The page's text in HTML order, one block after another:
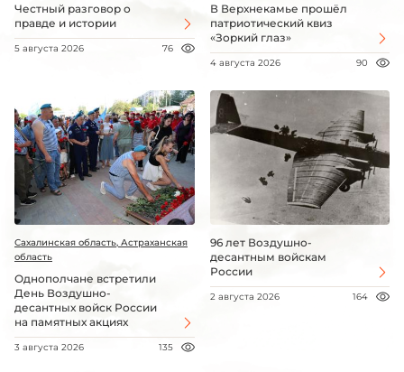
Честный разговор о
правде и истории
5 августа 2026 76
В Верхнекамье прошёл
патриотический квиз
«Зоркий глаз»
4 августа 2026 90
Сахалинская область, Астраханская
область
Однополчане встретили
День Воздушно-
десантных войск России
на памятных акциях
3 августа 2026 135
96 лет Воздушно-
десантным войскам
России
2 августа 2026 164